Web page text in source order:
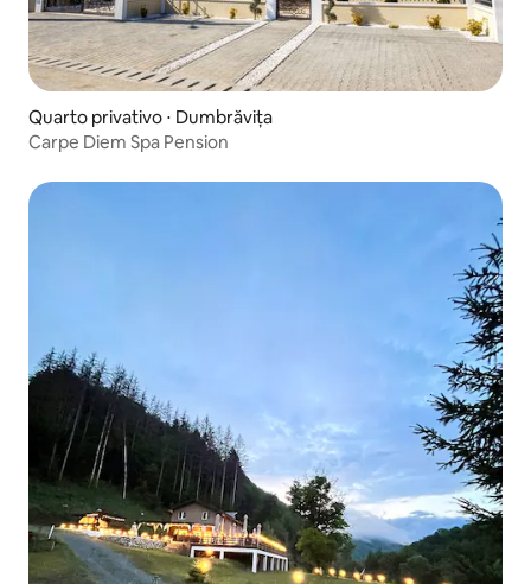
Quarto privativo ⋅ Dumbrăvița
Carpe Diem Spa Pension